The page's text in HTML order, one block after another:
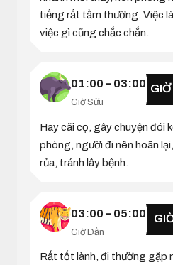
tiếng rất tầm thường. Việc
việc gì cũng chắc chắn.
01:00 – 03:00
Giờ Sửu
Hay cãi cọ, gây chuyện đói
phòng, người đi nên hoãn
rủa, tránh lây bệnh.
03:00 – 05:00
Giờ Dần
Rất tốt lành, đi thường gặp